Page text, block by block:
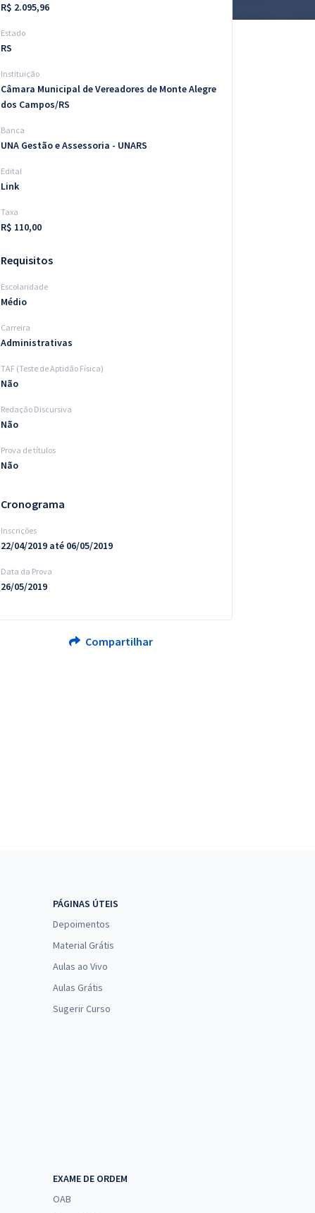
R$ 2.095,96
Estado
RS
Instituição
Câmara Municipal de Vereadores de Monte Alegre
dos Campos/RS
Banca
UNA Gestão e Assessoria - UNARS
Edital
Link
Taxa
R$ 110,00
Requisitos
Escolaridade
Médio
Carreira
Administrativas
TAF (Teste de Aptidão Física)
Não
Redação Discursiva
Não
Prova de títulos
Não
Cronograma
Inscrições
22/04/2019 até 06/05/2019
Data da Prova
26/05/2019
Compartilhar
PÁGINAS ÚTEIS
Depoimentos
Material Grátis
Aulas ao Vivo
Aulas Grátis
Sugerir Curso
EXAME DE ORDEM
OAB